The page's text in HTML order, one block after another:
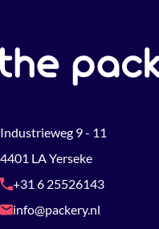
Industrieweg 9 - 11
4401 LA Yerseke
+31 6 25526143
info@packery.nl